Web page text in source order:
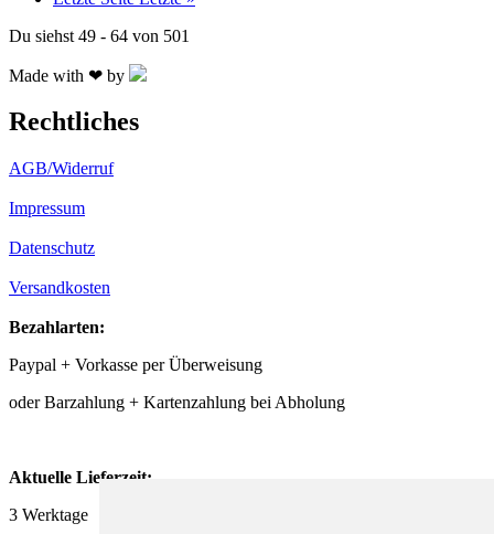
Du siehst 49 - 64 von 501
Made with ❤ by
Rechtliches
AGB/Widerruf
Impressum
Datenschutz
Versandkosten
Bezahlarten:
Paypal + Vorkasse per Überweisung
oder Barzahlung + Kartenzahlung bei Abholung
Aktuelle Lieferzeit:
3 Werktage